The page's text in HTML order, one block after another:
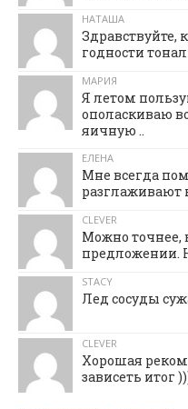
НАТАША
Здравствуйте,
годности
МАРИЯ
Я летом
ополаскиваю
яичную ..
ЕЛЕНА
Мне всегда
разглаживают
CLEVER
Можно точнее,
предложении.
STACY
Лед сосуды
CLEVER
Хорошая
зависеть итог